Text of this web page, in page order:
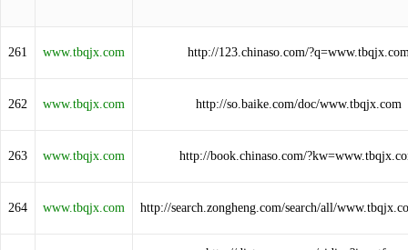
261 www.tbqjx.com http://123.chinaso.com/
262 www.tbqjx.com http://so.baike.com/doc/www.tbqjx.com
263 www.tbqjx.com http://book.chinaso.com/
264 www.tbqjx.com http://search.zongheng.com/search/all/